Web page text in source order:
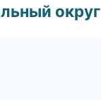
округ